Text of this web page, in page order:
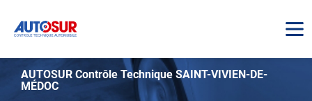
AUTOSUR
AUTOSUR Contrôle Technique SAINT-VIVIEN-DE-
MÉDOC